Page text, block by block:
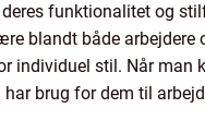
funktionalitet og
blandt både arbejdere
individuel stil. Når man
brug for dem til